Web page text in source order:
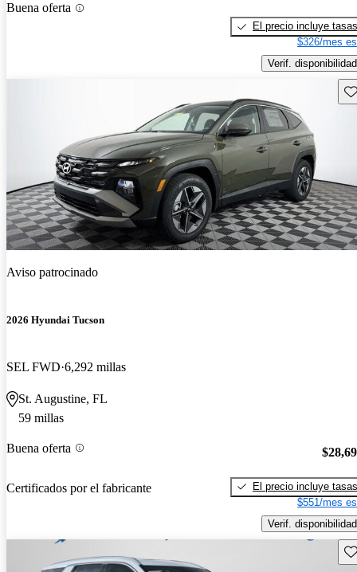
Buena oferta
El precio incluye tasas
$326/mes
Verif. disponibilidad
Aviso patrocinado
2026 Hyundai Tucson
SEL FWD 6,292 millas
St. Augustine, FL
59 millas
Buena oferta
Certificados por el fabricante
El precio incluye tasas
$551/mes
Verif. disponibilidad